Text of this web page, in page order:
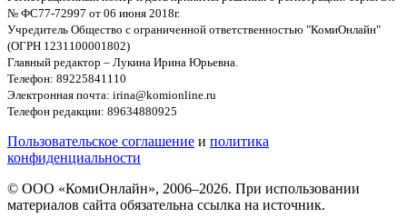
№ ФС77-72997 от 06 июня 2018г.
Учредитель Общество с ограниченной ответственностью "КомиОнлайн"
(ОГРН 1231100001802)
Главный редактор – Лукина Ирина Юрьевна.
Телефон: 89225841110
Электронная почта: irina@komionline.ru
Телефон редакции: 89634880925
Пользовательское соглашение и политика
конфиденциальности
© ООО «КомиОнлайн», 2006–2026. При использовании
материалов сайта обязательна ссылка на источник.